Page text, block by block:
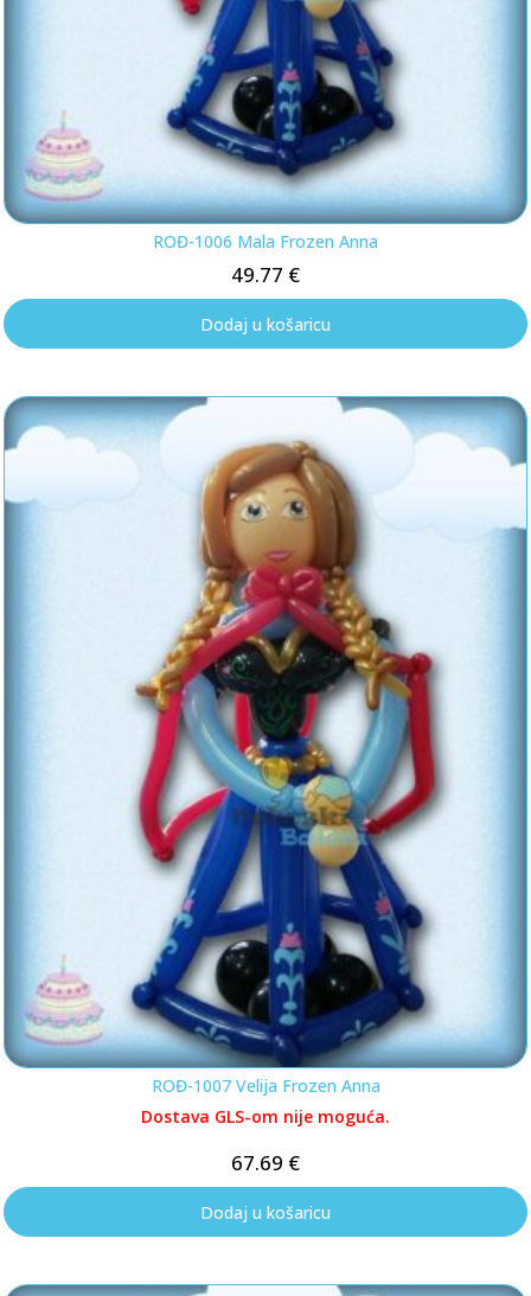
ROĐ-1006 Mala Frozen Anna
49.77 €
Dodaj u košaricu
ROĐ-1007 Velija Frozen Anna
Dostava GLS-om nije moguća.
67.69 €
Dodaj u košaricu